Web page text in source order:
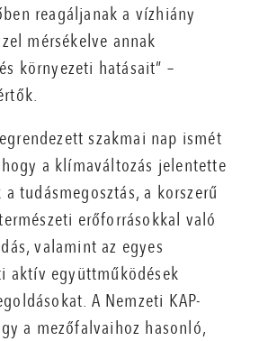
reagáljanak a vízhiány
mérsékelve annak
környezeti hatásait” –
szakmai nap ismét
a klímaváltozás jelentette
tudásmegosztás, a korszerű
erőforrásokkal való
valamint az egyes
aktív együttműködések
A Nemzeti KAP-
a mezőfalvaihoz hasonló,